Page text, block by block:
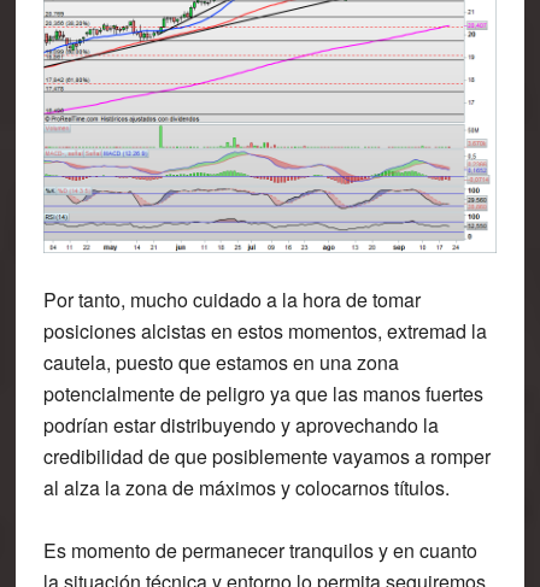
Por tanto, mucho cuidado a la hora de tomar
posiciones alcistas en estos momentos, extremad la
cautela, puesto que estamos en una zona
potencialmente de peligro ya que las manos fuertes
podrían estar distribuyendo y aprovechando la
credibilidad de que posiblemente vayamos a romper
al alza la zona de máximos y colocarnos títulos.
Es momento de permanecer tranquilos y en cuanto